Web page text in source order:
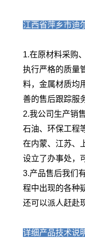
江西省萍乡市迪
1.在原材料采购
执行严格的质量
料，金属材质均
善的售后跟踪服
2.我公司生产销
石油、环保工程
在内蒙、江苏、
设立了办事处，
3.产品售后我们
程中出现的各种
还可以派人赶赴
详细产品技术说